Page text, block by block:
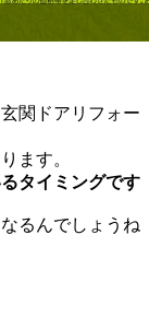
関ドアリフォー
ます。
タイミングです
るんでしょうね